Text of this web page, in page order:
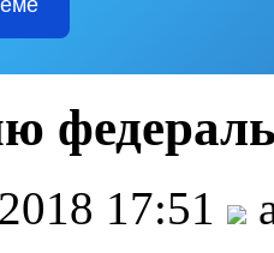
17:51